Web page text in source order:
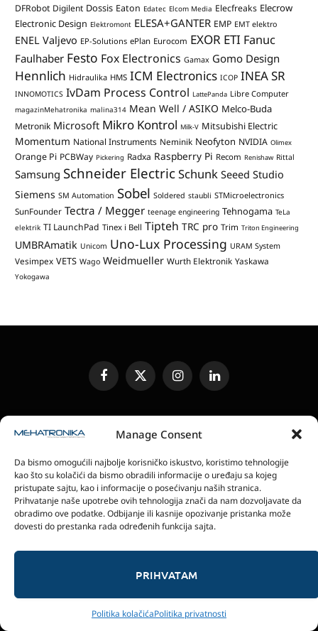
Manage Consent
Da bismo omogućili najbolje korisničko iskustvo, koristimo tehnologije
kao što su kolačići da bismo obradili informacije o uređaju sa kojeg
pristupate sajtu, kao i informacije o posećivanju naših stranica.
Prihvatanje naše upotrebe ovih tehnologija znači da nam dozvoljavate da
obradimo ove podatke. Odbijanje ili kasnije opozivanje pristanka može
dovesti do prestanka rada određenih funkcija sajta.
PRIHVATAM
Politika kolačićaPolitika privatnosti
DFRobot Digilent Dossis Eaton Edatec Elcom Media Elecfreaks Elecrow
Electronic Design Elektromont ELESA+GANTER EMP EMT elektro
ENEL Valjevo EP-Solutions ePlan Eurocom EXOR ETI Fanuc
Faulhaber Festo Fox Electronics Gamax Gomo Design
Hennlich Hidraulika HMS ICM Electronics ICOP INEA SR
INNOMOTICS IvDam Process Control LattePanda Libre Computer
magazinMehatronika malina314 Mean Well / ASIKO Melco-Buda
Metronik Microsoft Mikro Kontrol Milk-V Mitsubishi Electric
Momentum National Instruments Neminik Neofyton NVIDIA Olimex
Orange Pi PCBWay Pickering Radxa Raspberry Pi Recom Renishaw Rittal
Samsung Schneider ElectricSchunk Seeed Studio
Siemens SM Automation Sobel Soldered staubli STMicroelectronics
SunFounder Tectra / Megger teenage engineering Tehnogama TeLa
elektrik TI LaunchPad Tinex i Bell Tipteh TRC pro Trim Triton Engineering
UMBRAmatik Unicom Uno-Lux Processing URAM System
Vesimpex VETS Wago Weidmueller Wurth Elektronik Yaskawa
Yokogawa
FacebookX
(Twitter)
InstagramLinkedIn
SLANJE JEDINICA ZA RECENZIJU
ELEKTRONSKA IZDANJA
POLITIKA PRIVATNOSTI
POLITIKA KOLAČIĆA
magazin Mehatronika - Agencija “Gomo Design”
Stanoja Glavaša 37, 26300 Vršac, Serbia
© 2026 magazin Mehatronika by Gomo Design.